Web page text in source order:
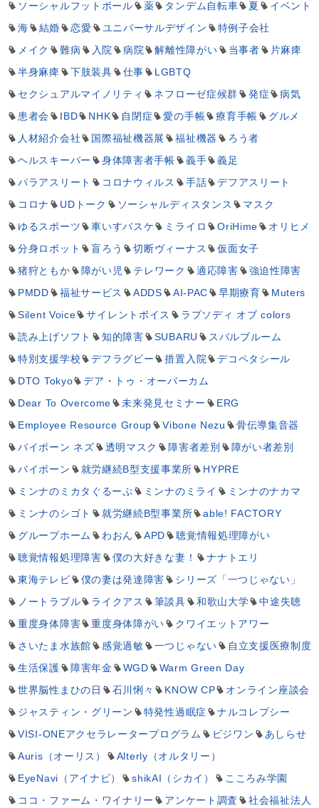
ソーシャルフットボール 薬 タンデム自転車 夏
イベント
海
結婚 恋愛 ユニバーサルデザイン
特例子会社
メイク
難病 入院 病院 解離性障がい 当事者
片麻痺
半身麻痺
下肢装具 仕事
LGBTQ
セクシュアルマイノリティ
ネフローゼ症候群 発症
病気
患者会
IBD NHK 自閉症 愛の手帳 療育手帳
グルメ
人材紹介会社
国際福祉機器展 福祉機器
ろう者
ヘルスキーパー
身体障害者手帳 義手
義足
パラアスリート
コロナウィルス 手話
デフアスリート
コロナ
UDトーク ソーシャルディスタンス
マスク
ゆるスポーツ
車いすバスケ ミライロ OriHime
オリヒメ
分身ロボット
盲ろう 切断ヴィーナス
仮面女子
猪狩ともか
障がい児 テレワーク 適応障害
強迫性障害
PMDD
福祉サービス ADDS AI-PAC 早期療育
Muters
Silent Voice
サイレントボイス
ラプソディ オブ colors
読み上げソフト
知的障害 SUBARU
スバルブルーム
特別支援学校
デフラグビー 措置入院
デコペタシール
DTO Tokyo
デア・トゥ・オーバーカム
Dear To Overcome
未来発見セミナー
ERG
Employee Resource Group
Vibone Nezu
骨伝導集音器
バイボーン ネズ
透明マスク 障害者差別
障がい者差別
バイボーン
就労継続B型支援事業所
HYPRE
ミンナのミカタぐるーぷ
ミンナのミライ
ミンナのナカマ
ミンナのシゴト
就労継続B型事業所
able! FACTORY
グループホーム
わおん APD
聴覚情報処理障がい
聴覚情報処理障害
僕の大好きな妻！
ナナトエリ
東海テレビ
僕の妻は発達障害
シリーズ「一つじゃない」
ノートラブル
ライクアス 筆談具 和歌山大学
中途失聴
重度身体障害
重度身体障がい
クワイエットアワー
さいたま水族館
感覚過敏 一つじゃない
自立支援医療制度
生活保護
障害年金 WGD
Warm Green Day
世界脳性まひの日
石川悧々 KNOW CP
オンライン座談会
ジャスティン・グリーン
特発性過眠症
ナルコレプシー
VISI-ONEアクセラレータープログラム
ビジワン
あしらせ
Auris（オーリス）
Alterly（オルタリー）
EyeNavi（アイナビ）
shikAI（シカイ）
こころみ学園
ココ・ファーム・ワイナリー
アンケート調査
社会福祉法人